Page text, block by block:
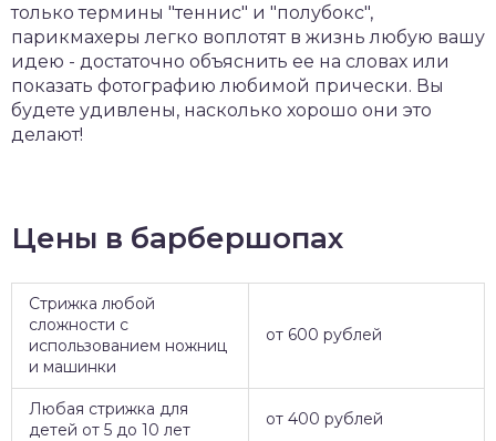
только термины "теннис" и "полубокс",
парикмахеры легко воплотят в жизнь любую вашу
идею - достаточно объяснить ее на словах или
показать фотографию любимой прически. Вы
будете удивлены, насколько хорошо они это
делают!
Цены в барбершопах
Стрижка любой
сложности с
использованием ножниц
и машинки
от 600 рублей
Любая стрижка для
детей от 5 до 10 лет
от 400 рублей